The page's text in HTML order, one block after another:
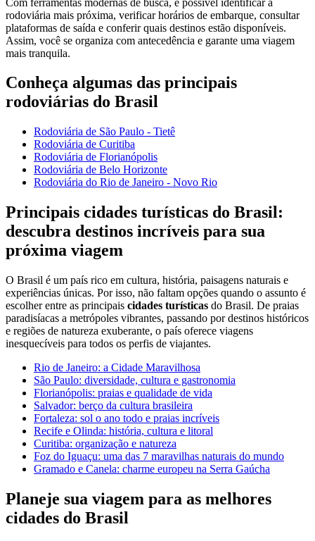
rodoviária mais próxima, verificar horários de embarque, consultar
plataformas de saída e conferir quais destinos estão disponíveis.
Assim, você se organiza com antecedência e garante uma viagem
mais tranquila.
Conheça algumas das principais
rodoviárias do Brasil
Rodoviária de São Paulo - Tietê
Rodoviária de Curitiba
Rodoviária de Florianópolis
Rodoviária de Belo Horizonte
Rodoviária do Rio de Janeiro - Novo Rio
Principais cidades turísticas do Brasil:
descubra destinos incríveis para sua
próxima viagem
O Brasil é um país rico em cultura, história, paisagens naturais e
experiências únicas. Por isso, não faltam opções quando o assunto é
escolher entre as principais cidades turísticas do Brasil. De praias
paradisíacas a metrópoles vibrantes, passando por destinos históricos
e regiões de natureza exuberante, o país oferece viagens
inesquecíveis para todos os perfis de viajantes.
Rio de Janeiro: a Cidade Maravilhosa
São Paulo: diversidade, cultura e gastronomia
Florianópolis: praias e qualidade de vida
Salvador: berço da cultura brasileira
Fortaleza: sol o ano todo e praias incríveis
Recife e Olinda: história, cultura e litoral
Curitiba: organização e natureza
Foz do Iguaçu: uma das 7 maravilhas naturais do mundo
Gramado e Canela: charme europeu na Serra Gaúcha
Planeje sua viagem para as melhores
cidades do Brasil